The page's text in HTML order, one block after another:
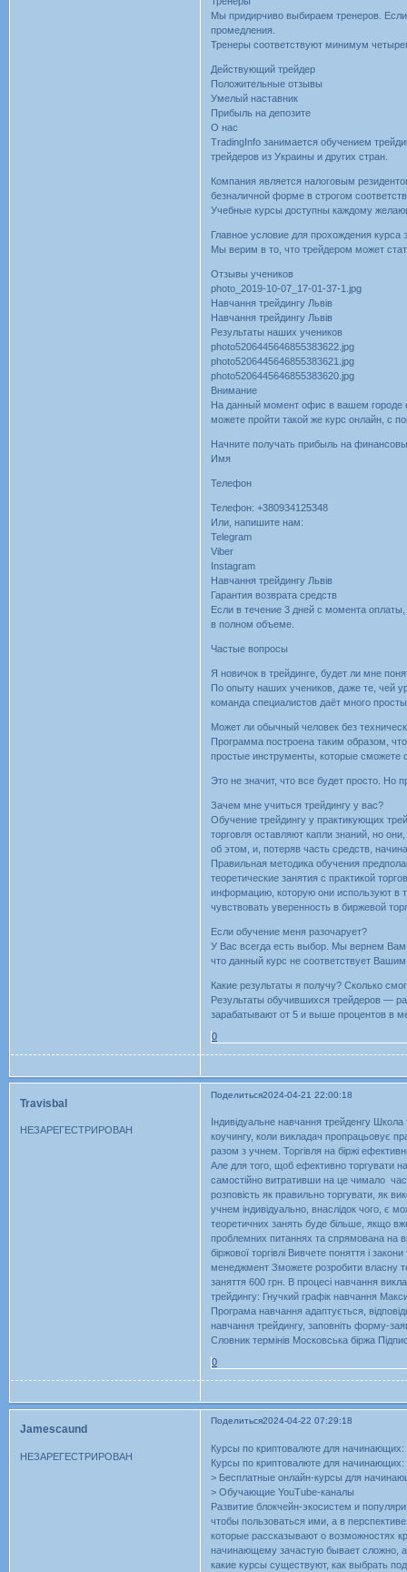
Мы придирчиво выбираем тренеров.
промедления.
Тренеры соответствуют минимум
Действующий трейдер
Положительные отзывы
Умелый наставник
Прибыль на депозите
О нас
TradingInfo занимается обучением
трейдеров из Украины и других стран.
Компания является налоговым
безналичной форме в строгом
Учебные курсы доступны каждому
Главное условие для прохождения
Мы верим в то, что трейдером может
Отзывы учеников
photo_2019-10-07_17-01-37-1.jpg
Навчання трейдингу Львів
Навчання трейдингу Львів
Результаты наших учеников
photo5206445646855383622.jpg
photo5206445646855383621.jpg
photo5206445646855383620.jpg
Внимание
На данный момент офис в вашем городе
можете пройти такой же курс онлайн, с
Начните получать прибыль на
Имя
Телефон
Телефон: +380934125348
Или, напишите нам:
Telegram
Viber
Instagram
Навчання трейдингу Львів
Гарантия возврата средств
Если в течение 3 дней с момента
в полном объеме.
Частые вопросы
Я новичок в трейдинге, будет ли мне
По опыту наших учеников, даже те, чей
команда специалистов даёт много
Может ли обычный человек без
Программа построена таким образом,
простые инструменты, которые сможете
Это не значит, что все будет просто. Но
Зачем мне учиться трейдингу у вас?
Обучение трейдингу у практикующих
торговля оставляют капли знаний, но
об этом, и, потеряв часть средств,
Правильная методика обучения
теоретические занятия с практикой
информацию, которую они используют в
чувствовать уверенность в биржевой
Если обучение меня разочарует?
У Вас всегда есть выбор. Мы вернем Вам
что данный курс не соответствует
Какие результаты я получу? Сколько
Результаты обучившихся трейдеров —
зарабатывают от 5 и выше процентов в
0
Поделиться2024-04-21 22:00:18
Travisbal
НЕЗАРЕГЕСТРИРОВАН
Індивідуальне навчання трейденгу
коучингу, коли викладач пропрацьовує
разом з учнем. Торгівля на біржі
Але для того, щоб ефективно торгувати на
самостійно витративши на це чимало
розповість як правильно торгувати, як
учнем індивідуально, внаслідок чого, є
теоретичних занять буде більше, якщо
проблемних питаннях та спрямована на
біржової торгівлі Вивчете поняття і
менеджмент Зможете розробити власну
заняття 600 грн. В процесі навчання
трейдингу: Гнучкий графік навчання
Програма навчання адаптується,
навчання трейдингу, заповніть форму-
Словник термінів Московська біржа
0
Поделиться2024-04-22 07:29:18
Jamescaund
НЕЗАРЕГЕСТРИРОВАН
Курсы по криптовалюте для начинающих:
Курсы по криптовалюте для начинающих:
> Бесплатные онлайн-курсы для
> Обучающие YouTube-каналы
Развитие блокчейн-экосистем и
чтобы пользоваться ими, а в
которые рассказывают о возможностях
начинающему зачастую бывает сложно,
какие курсы существуют, как выбрать